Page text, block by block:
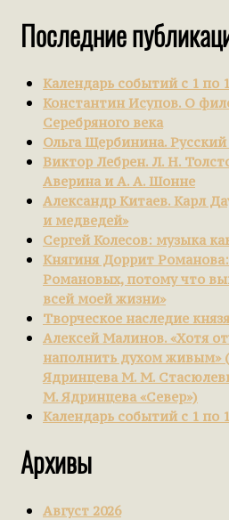
Последние
Календарь событий с 1 по
Константин Исупов. О
Серебряного века
Ольга Щербинина. Русский
Виктор Лебрен. Л. Н.
Аверина и А. А. Шонне
Александр Китаев. Карл
и медведей»
Сергей Колесов: музыка
Княгиня Доррит
Романовых, потому что
всей моей жизни»
Творческое наследие
Алексей Малинов. «Хотя
наполнить духом живым»
Ядринцева М. М.
М. Ядринцева «Север»)
Календарь событий с 1 по
Архивы
Август 2026